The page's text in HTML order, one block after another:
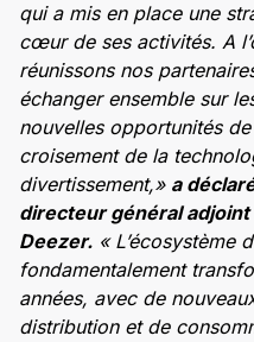
qui a mis en place une
cœur de ses activités. A
réunissons nos
échanger ensemble sur
nouvelles opportunités
croisement de la
divertissement,» a
directeur général
Deezer. « L’écosystème
fondamentalement
années, avec de
distribution et de